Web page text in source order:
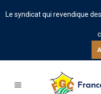
Le syndicat qui revendique